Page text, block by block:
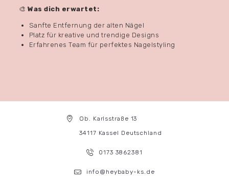
🎨Was dich erwartet:
Sanfte Entfernung der alten Nägel
Platz für kreative und trendige Designs
Erfahrenes Team für perfektes Nagelstyling
Ob. Karlsstraße 13
34117 Kassel Deutschland
0173 3862381
info@heybaby-ks.de